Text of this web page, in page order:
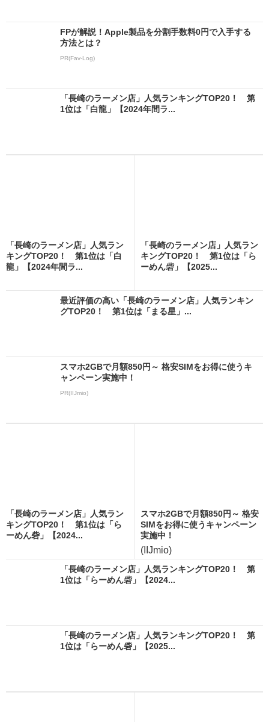
FPが解説！Apple製品を分割手数料0円で入手する
方法とは？
PR(Fav-Log)
「長崎のラーメン店」人気ランキングTOP20！ 第
1位は「白龍」【2024年間ラ...
「長崎のラーメン店」人気ラン
キングTOP20！ 第1位は「白
龍」【2024年間ラ...
「長崎のラーメン店」人気ラン
キングTOP20！ 第1位は「ら
ーめん砦」【2025...
最近評価の高い「長崎のラーメン店」人気ランキン
グTOP20！ 第1位は「まる星」...
スマホ2GBで月額850円～ 格安SIMをお得に使うキ
ャンペーン実施中！
PR(IIJmio)
「長崎のラーメン店」人気ラン
キングTOP20！ 第1位は「ら
ーめん砦」【2024...
スマホ2GBで月額850円～ 格安
SIMをお得に使うキャンペーン
実施中！
(IIJmio)
「長崎のラーメン店」人気ランキングTOP20！ 第
1位は「らーめん砦」【2024...
「長崎のラーメン店」人気ランキングTOP20！ 第
1位は「らーめん砦」【2025...